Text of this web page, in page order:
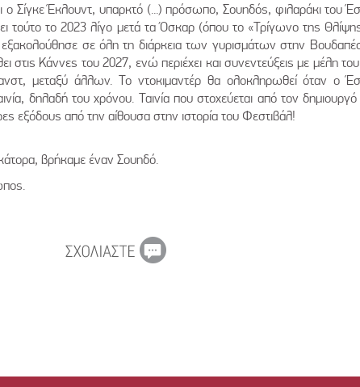
ο Σίγκε Έκλουντ, υπαρκτό (...) πρόσωπο, Σουηδός, φιλαράκι του
τούτο το 2023 λίγο μετά τα Όσκαρ (όπου το «Τρίγωνο της
σε όλη τη διάρκεια των γυρισμάτων στην
στις Κάννες του 2027, ενώ περιέχει και συνεντεύξεις με μέλη
μεταξύ άλλων. Το ντοκιμαντέρ θα ολοκληρωθεί όταν ο
δηλαδή του χρόνου. Ταινία που στοχεύεται από τον
εξόδους από την αίθουσα στην ιστορία του Φεστιβάλ!
βρήκαμε έναν Σουηδό.